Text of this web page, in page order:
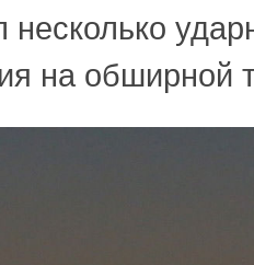
несколько
на обширной